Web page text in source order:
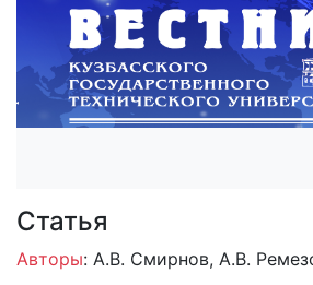
Статья
Авторы: А.В. Смирнов, А.В.